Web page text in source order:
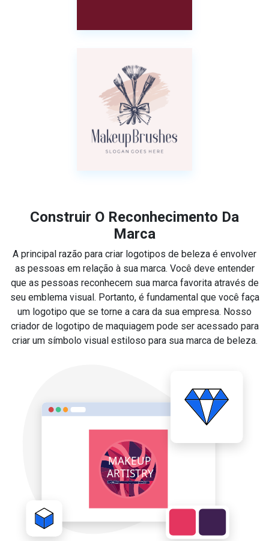
Construir O Reconhecimento Da
Marca
A principal razão para criar logotipos de beleza é envolver
as pessoas em relação à sua marca. Você deve entender
que as pessoas reconhecem sua marca favorita através de
seu emblema visual. Portanto, é fundamental que você faça
um logotipo que se torne a cara da sua empresa. Nosso
criador de logotipo de maquiagem pode ser acessado para
criar um símbolo visual estiloso para sua marca de beleza.